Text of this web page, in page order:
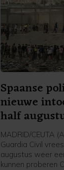
Spaanse
nieuwe
half
MADRID/CEUTA
Guardia Civil
augustus weer
kunnen proberen